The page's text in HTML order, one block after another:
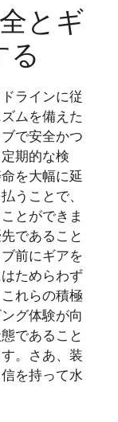
とギ
る
ラインに従
ムを備えた
で安全かつ
期的な検
を大幅に延
うことで、
とができま
であること
前にギアを
ためらわず
れらの積極
グ体験が向
であること
。さあ、装
を持って水